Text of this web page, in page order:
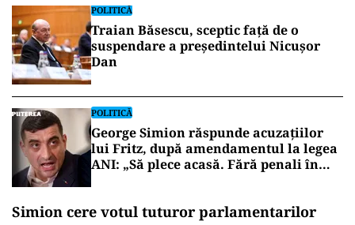
POLITICĂ
Traian Băsescu, sceptic față de o
suspendare a președintelui Nicușor
Dan
POLITICĂ
George Simion răspunde acuzațiilor
lui Fritz, după amendamentul la legea
ANI: „Să plece acasă. Fără penali în
Simion cere votul tuturor parlamentarilor